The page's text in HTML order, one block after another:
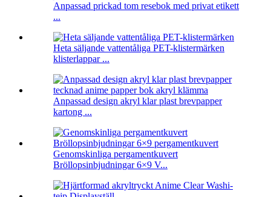
Anpassad prickad tom resebok med privat etikett
...
Heta säljande vattentåliga PET-klistermärken
klisterlappar ...
Anpassad design akryl klar plast brevpapper
kartong ...
Genomskinliga pergamentkuvert
Bröllopsinbjudningar 6×9 V...